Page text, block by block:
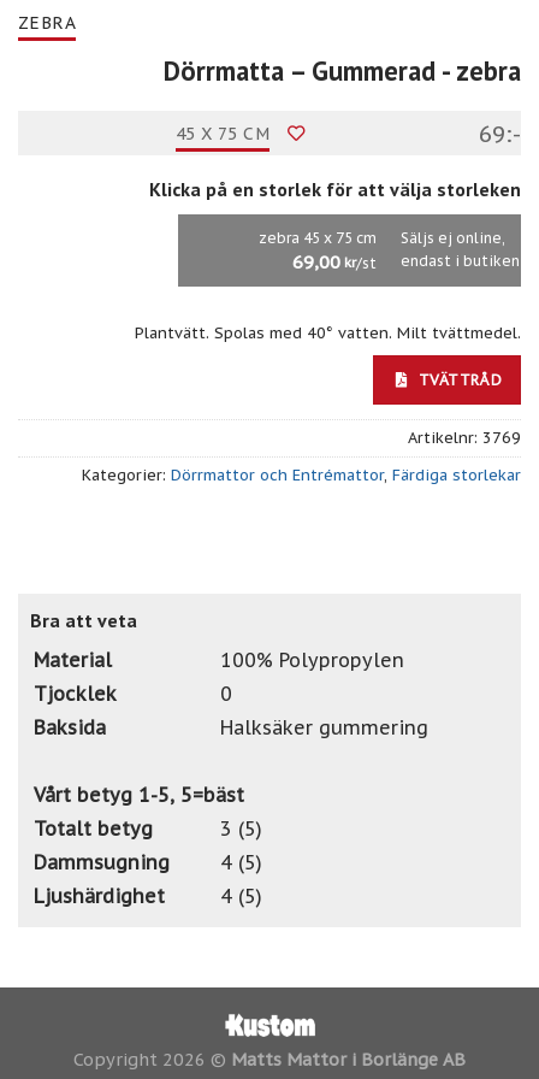
ZEBRA
Dörrmatta – Gummerad - zebra
45 X 75 CM 69:-
Klicka på en storlek för att välja storleken
zebra 45 x 75 cm
69,00 kr/st
Säljs ej online,
endast i butiken
Plantvätt. Spolas med 40° vatten. Milt tvättmedel.
TVÄTTRÅD
Artikelnr: 3769
Kategorier: Dörrmattor och Entrémattor, Färdiga storlekar
Bra att veta
Material
100% Polypropylen
Tjocklek
0
Baksida
Halksäker gummering
Vårt betyg 1-5, 5=bäst
Totalt betyg
3 (5)
Dammsugning
4 (5)
Ljushärdighet
4 (5)
Copyright 2026 © Matts Mattor i Borlänge AB